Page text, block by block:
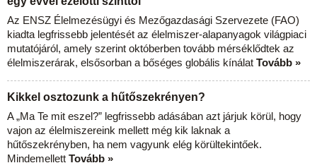
Az ENSZ Élelmezésügyi és Mezőgazdasági Szervezete (FAO)
kiadta legfrissebb jelentését az élelmiszer-alapanyagok világpiaci
mutatójáról, amely szerint októberben tovább mérséklődtek az
élelmiszerárak, elsősorban a bőséges globális kínálat Tovább »
Kikkel osztozunk a hűtőszekrényen?
A „Ma Te mit eszel?” legfrissebb adásában azt járjuk körül, hogy
vajon az élelmiszereink mellett még kik laknak a
hűtőszekrényben, ha nem vagyunk elég körültekintőek.
Mindemellett Tovább »